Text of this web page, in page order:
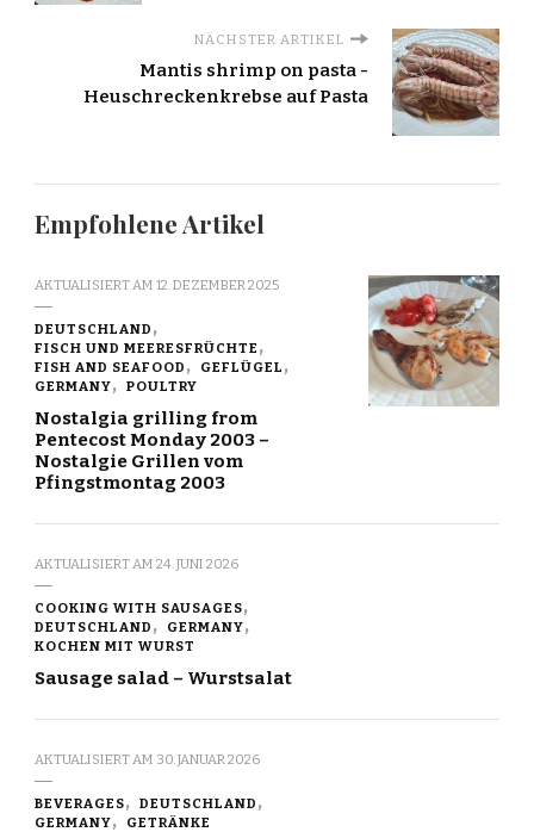
NÄCHSTER ARTIKEL
Mantis shrimp on pasta -
Heuschreckenkrebse auf Pasta
Empfohlene Artikel
AKTUALISIERT AM 12. DEZEMBER 2025
DEUTSCHLAND
FISCH UND MEERESFRÜCHTE
FISH AND SEAFOOD
GEFLÜGEL
GERMANY
POULTRY
Nostalgia grilling from
Pentecost Monday 2003 –
Nostalgie Grillen vom
Pfingstmontag 2003
AKTUALISIERT AM 24. JUNI 2026
COOKING WITH SAUSAGES
DEUTSCHLAND
GERMANY
KOCHEN MIT WURST
Sausage salad – Wurstsalat
AKTUALISIERT AM 30. JANUAR 2026
BEVERAGES
DEUTSCHLAND
GERMANY
GETRÄNKE